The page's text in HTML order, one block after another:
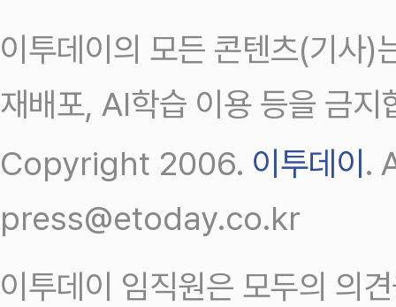
이투데이의 모든 콘텐츠(기사)
재배포, AI학습 이용 등을 금지
Copyright 2006. 이투데이.
press@etoday.co.kr
이투데이 임직원은 모두의 의